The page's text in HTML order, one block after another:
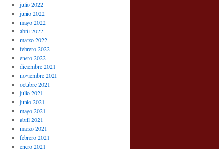
julio 2022
junio 2022
mayo 2022
abril 2022
marzo 2022
febrero 2022
enero 2022
diciembre 2021
noviembre 2021
octubre 2021
julio 2021
junio 2021
mayo 2021
abril 2021
marzo 2021
febrero 2021
enero 2021